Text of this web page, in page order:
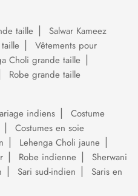
taille
Salwar Kameez
Vêtements pour
Choli grande taille
Robe grande taille
indiens
Costume
Costumes en soie
Lehenga Choli jaune
Robe indienne
Sherwani
Sari sud-indien
Saris en